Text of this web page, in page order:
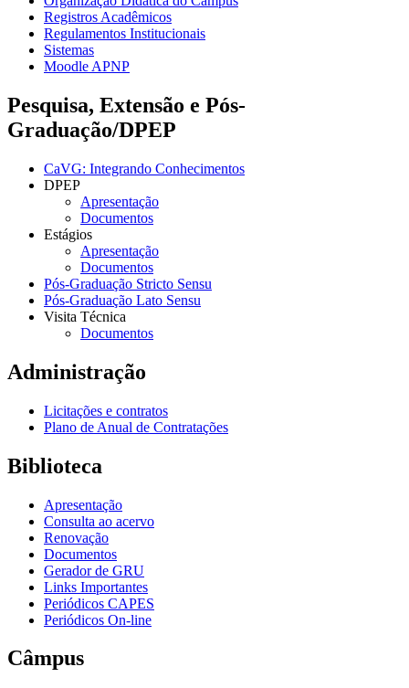
Registros Acadêmicos
Regulamentos Institucionais
Sistemas
Moodle APNP
Pesquisa, Extensão e Pós-
Graduação/DPEP
CaVG: Integrando Conhecimentos
DPEP
Apresentação
Documentos
Estágios
Apresentação
Documentos
Pós-Graduação Stricto Sensu
Pós-Graduação Lato Sensu
Visita Técnica
Documentos
Administração
Licitações e contratos
Plano de Anual de Contratações
Biblioteca
Apresentação
Consulta ao acervo
Renovação
Documentos
Gerador de GRU
Links Importantes
Periódicos CAPES
Periódicos On-line
Câmpus